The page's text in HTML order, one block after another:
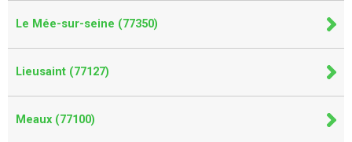
Le Mée-sur-seine (77350)
Lieusaint (77127)
Meaux (77100)